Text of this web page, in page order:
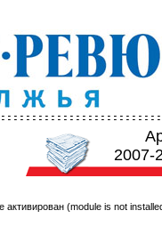
2007-
активирован (module is not